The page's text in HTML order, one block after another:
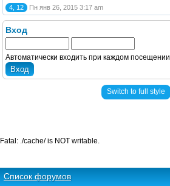
4, 12 Пн янв 26, 2015 3:17 am
Вход
Автоматически входить при каждом посещении
Switch to full style
Список форумов
Fatal: ./cache/ is NOT writable.